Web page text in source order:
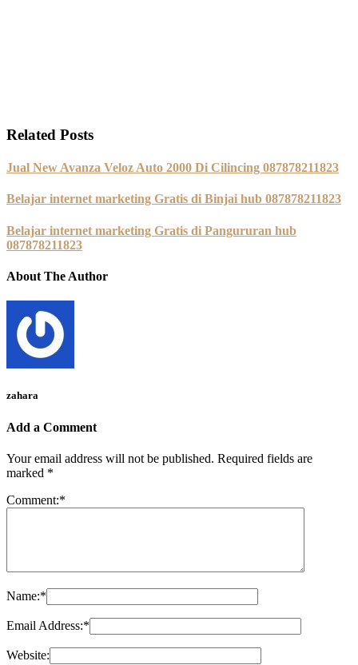
Related Posts
Jual New Avanza Veloz Auto 2000 Di Cilincing 087878211823
Belajar internet marketing Gratis di Binjai hub 087878211823
Belajar internet marketing Gratis di Pangururan hub
087878211823
About The Author
zahara
Add a Comment
Your email address will not be published. Required fields are
marked *
Comment:*
Name:*
Email Address:*
Website: